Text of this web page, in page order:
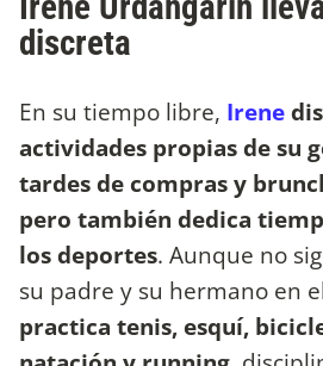
discreta
En su tiempo libre, Irene
actividades propias de su
tardes de compras y
pero también dedica
los deportes. Aunque no
su padre y su hermano en
practica tenis, esquí,